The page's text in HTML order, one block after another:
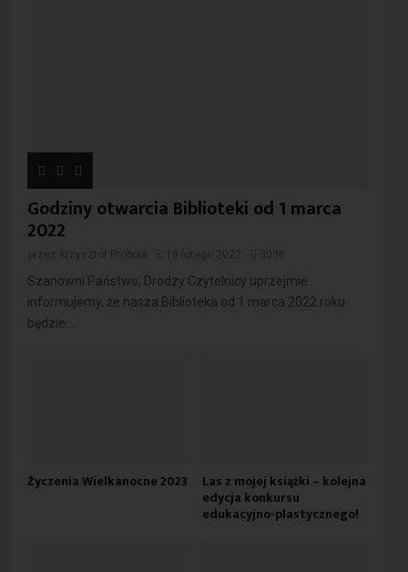
Godziny otwarcia Biblioteki od 1 marca
2022
Szanowni Państwo, Drodzy Czytelnicy uprzejmie
informujemy, że nasza Biblioteka od 1 marca 2022 roku
będzie...
Życzenia Wielkanocne 2023 Las z mojej książki – kolejna
edycja konkursu
edukacyjno-plastycznego!